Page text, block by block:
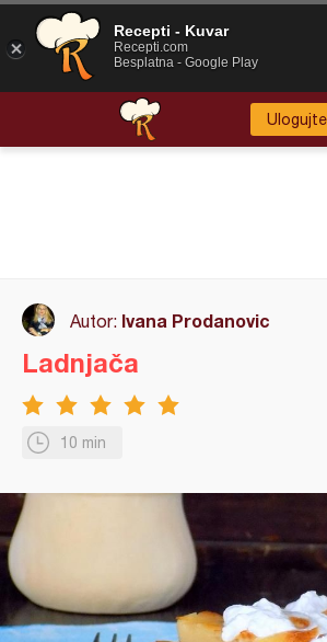
Autor: Ivana Prodanovic
10 min
Ladnjača
Recepti - Kuvar
Recepti.com
Besplatna - Google Play